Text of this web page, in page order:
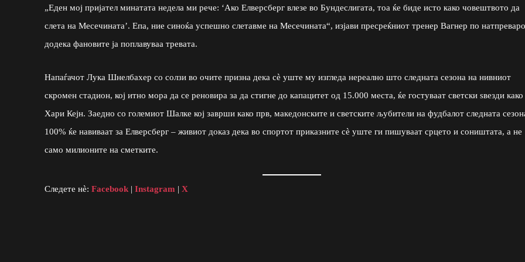
„Еден мој пријател минатата недела ми рече: ‘Ако Елверсберг влезе во Бундеслигата, тоа ќе биде исто како човештвото да
слета на Месечината’. Епа, ние синоќа успешно слетавме на Месечината“, изјави пресреќниот тренер Вагнер по
додека фановите ја поплавуваа тревата.
Напаѓачот Лука Шнелбахер со солзи во очите призна дека сè уште му изгледа нереално што следната сезона на нивниот
скромен стадион, кој итно мора да се реновира за да стигне до капацитет од 15.000 места, ќе гостуваат светски ѕвезди како
Хари Кејн. Заедно со големиот Шалке кој заврши како прв, македонските и светските љубители на фудбалот следната
100% ќе навиваат за Елверсберг – живиот доказ дека во спортот приказните сè уште ги пишуваат срцето и соништата, а не
само милионите на сметките.
Следете нè: Facebook | Instagram | X